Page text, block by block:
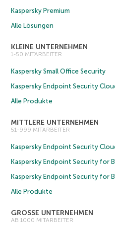
Kaspersky Premium
Alle Lösungen
KLEINE UNTERNEHMEN
1-50 MITARBEITER
Kaspersky Small Office Security
Kaspersky Endpoint Security
Alle Produkte
MITTLERE UNTERNEHMEN
51-999 MITARBEITER
Kaspersky Endpoint Security
Kaspersky Endpoint Security for
Kaspersky Endpoint Security for
Alle Produkte
GROSSE UNTERNEHMEN
AB 1000 MITARBEITER